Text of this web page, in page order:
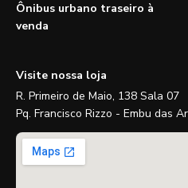
Ônibus urbano traseiro à
venda
Visite nossa loja
R. Primeiro de Maio, 138 Sala 07
Pq. Francisco Rizzo - Embu das